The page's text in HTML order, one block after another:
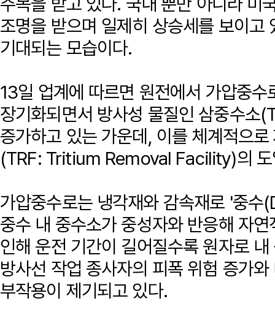
조명을 받으며 일제히 상승세를 보이고
기대되는 모습이다.
13일 업계에 따르면 원전에서 가압중수
장기화되면서 방사성 물질인 삼중수소
증가하고 있는 가운데, 이를 체계적으
(TRF: Tritium Removal Facility)의 도
가압중수로는 냉각재와 감속재로 '중수
중수 내 중수소가 중성자와 반응해 자
인해 운전 기간이 길어질수록 원자로
방사선 작업 종사자의 피폭 위험 증가
부작용이 제기되고 있다.